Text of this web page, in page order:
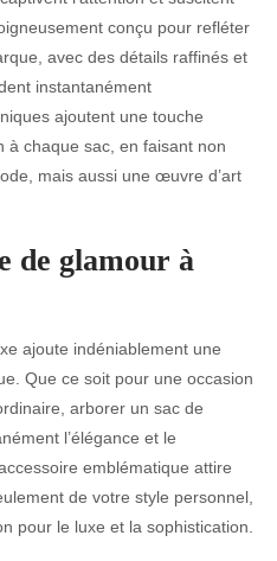
conçu pour refléter
avec des détails raffinés et
instantanément
ajoutent une touche
à chaque sac, en faisant non
mais aussi une œuvre d’art
de glamour à
ajoute indéniablement une
Que ce soit pour une occasion
arborer un sac de
l’élégance et le
emblématique attire
de votre style personnel,
pour le luxe et la sophistication.